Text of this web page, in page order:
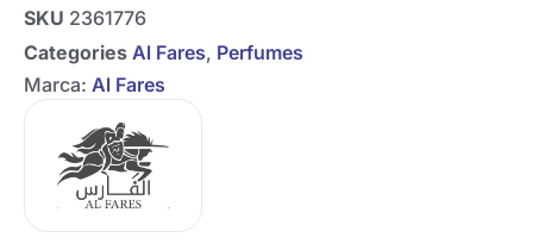
SKU 2361776
Categories Al Fares, Perfumes
Marca: Al Fares